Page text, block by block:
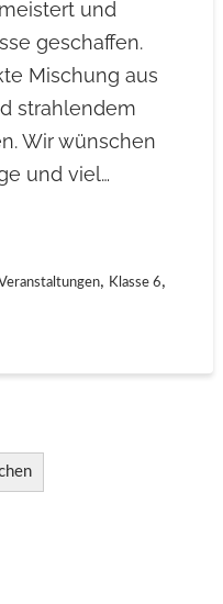
und
geschaffen.
Mischung aus
strahlendem
Wir wünschen
und viel…
, Klasse 6,